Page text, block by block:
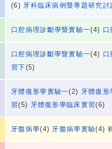
(6) 牙科臨床病例暨專題研究討
口腔病理診斷學暨實驗一(4) 口
口腔病理診斷學暨實驗一(4) 口
習下(5)
牙體復形學實驗一(2) 牙體復形
習(5) 牙體復形學臨床實習(6)
牙髓病學(4) 牙髓病學實驗(4)